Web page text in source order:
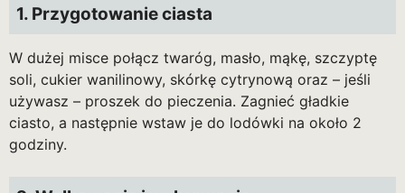
1. Przygotowanie ciasta
W dużej misce połącz twaróg, masło, mąkę, szczyptę
soli, cukier wanilinowy, skórkę cytrynową oraz – jeśli
używasz – proszek do pieczenia. Zagnieć gładkie
ciasto, a następnie wstaw je do lodówki na około 2
godziny.